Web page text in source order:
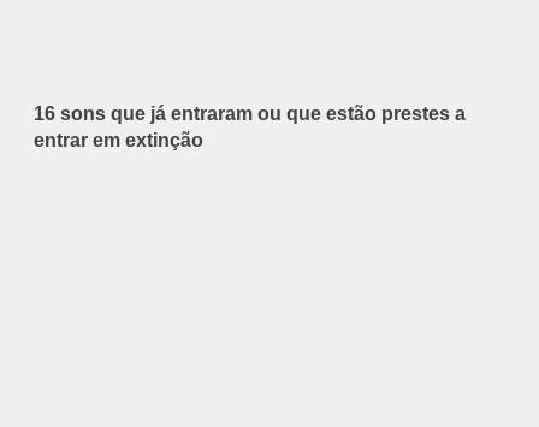
16 sons que já entraram ou que estão prestes a
entrar em extinção